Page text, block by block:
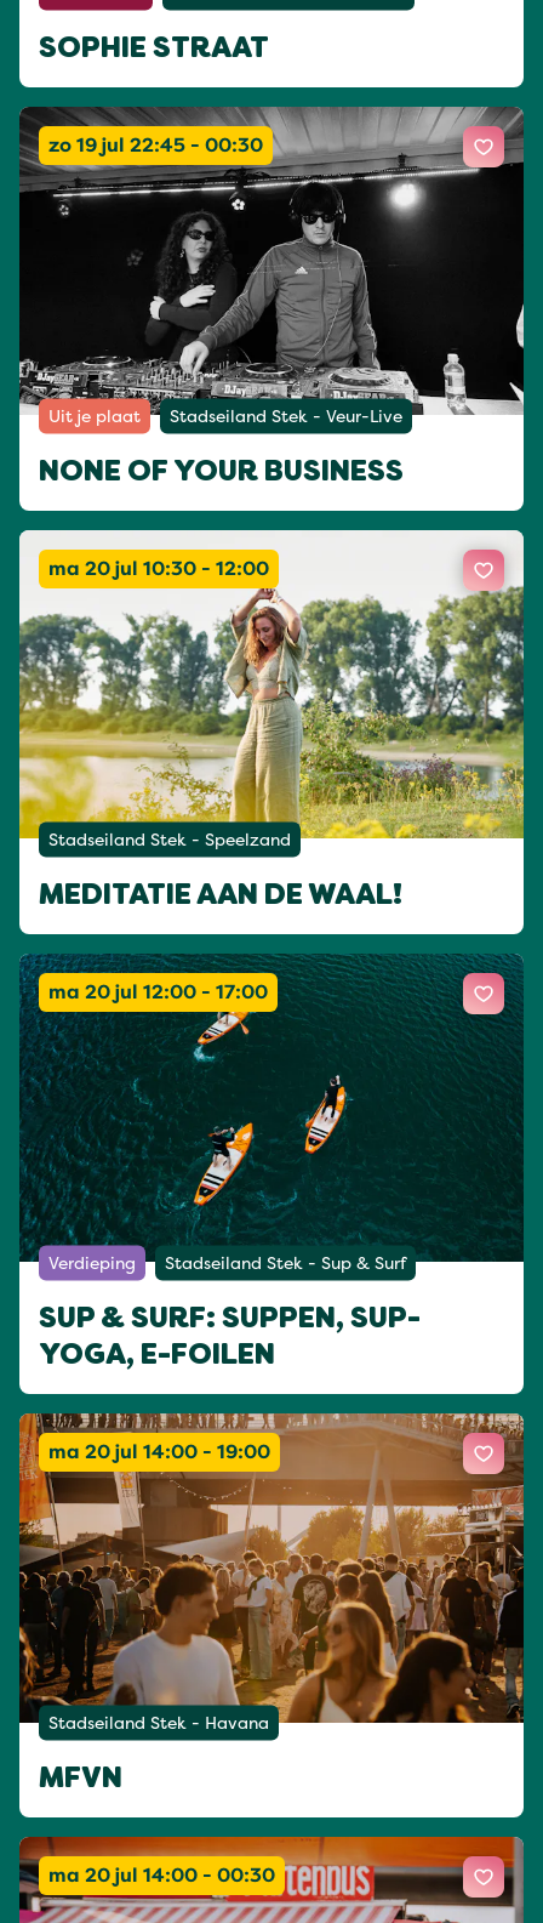
SOPHIE STRAAT
zo 19 jul 22:45 - 00:30
Uit je plaat Stadseiland Stek - Veur-Live
NONE OF YOUR BUSINESS
ma 20 jul 10:30 - 12:00
Stadseiland Stek - Speelzand
MEDITATIE AAN DE WAAL!
ma 20 jul 12:00 - 17:00
Verdieping Stadseiland Stek - Sup & Surf
SUP & SURF: SUPPEN, SUP-
YOGA, E-FOILEN
ma 20 jul 14:00 - 19:00
Stadseiland Stek - Havana
MFVN
ma 20 jul 14:00 - 00:30